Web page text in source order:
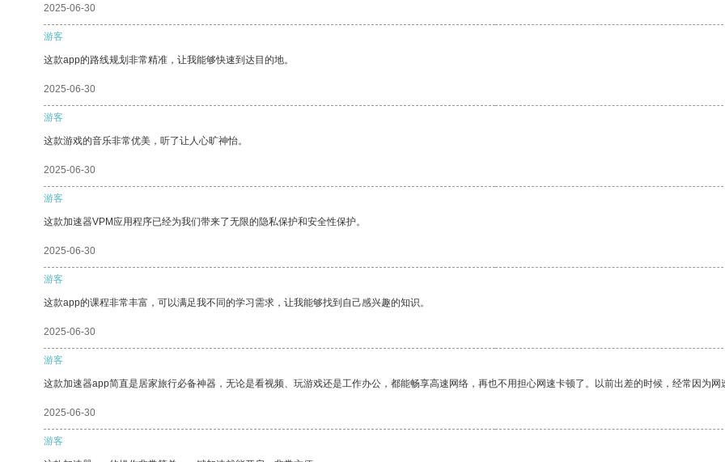
2025-06-30
游客
这款app的路线规划非常精准，让我能够快速到达目的地。
2025-06-30
游客
这款游戏的音乐非常优美，听了让人心旷神怡。
2025-06-30
游客
这款加速器VPM应用程序已经为我们带来了无限的隐私保护和安全性保护。
2025-06-30
游客
这款app的课程非常丰富，可以满足我不同的学习需求，让我能够找到自己感兴趣的知识。
2025-06-30
游客
这款加速器app简直是居家旅行必备神器，无论是看视频、玩游戏还是工作办公，都能畅享高速网络，再也不用担心网速卡顿了。以前出差的时候，经常因为
2025-06-30
游客